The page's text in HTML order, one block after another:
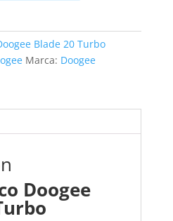
Blade 20 Turbo
Marca: Doogee
Doogee